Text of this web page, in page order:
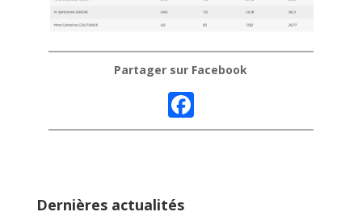
Partager sur Facebook
ac
Dernières actualités